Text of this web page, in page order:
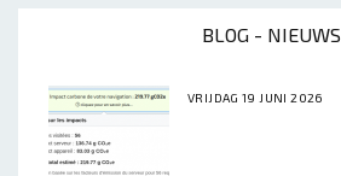
BLOG - NIEUWS
VRIJDAG 19 JUNI 2026